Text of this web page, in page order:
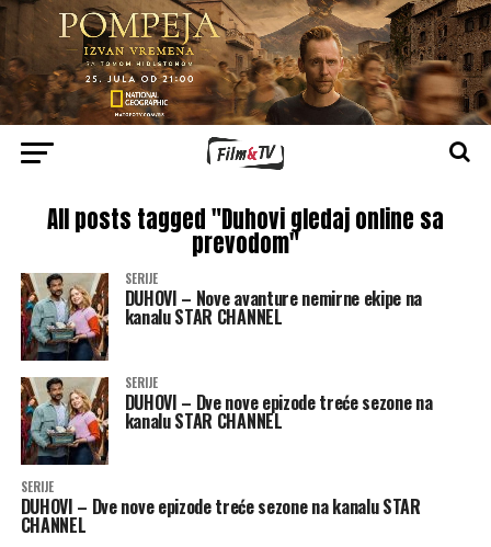
All posts tagged "Duhovi gledaj online sa
prevodom"
SERIJE
DUHOVI – Nove avanture nemirne ekipe na
kanalu STAR CHANNEL
SERIJE
DUHOVI – Dve nove epizode treće sezone na
kanalu STAR CHANNEL
SERIJE
DUHOVI – Dve nove epizode treće sezone na kanalu STAR
CHANNEL